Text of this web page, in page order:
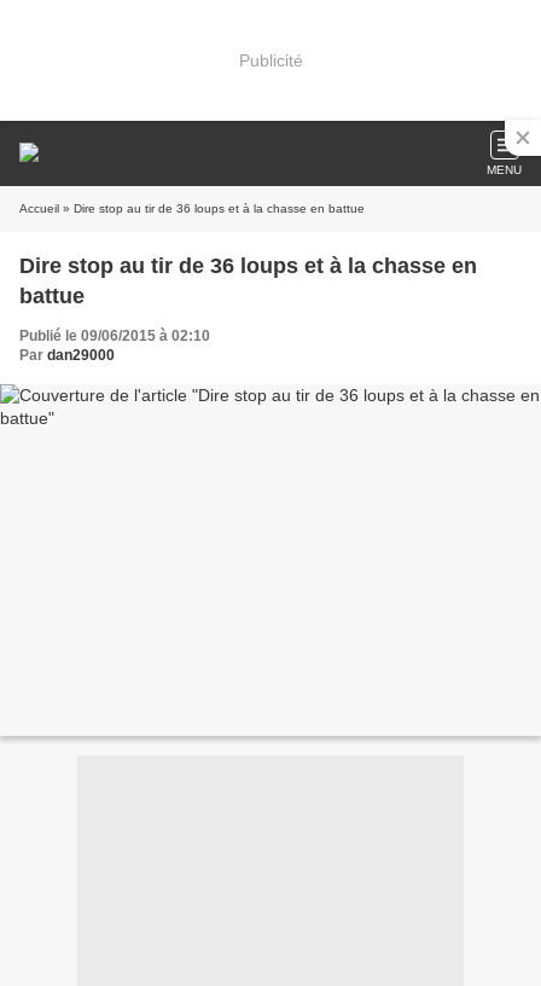
Publicité
MENU
Accueil » Dire stop au tir de 36 loups et à la chasse en battue
Dire stop au tir de 36 loups et à la chasse en
battue
Publié le 09/06/2015 à 02:10
Par dan29000